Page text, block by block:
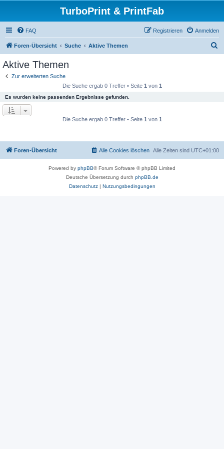
TurboPrint & PrintFab
FAQ Anmelden
Registrieren
Foren-Übersicht Suche Aktive Themen
Aktive Themen
Zur erweiterten Suche
Die Suche ergab 0 Treffer • Seite 1 von 1
Es wurden keine passenden Ergebnisse gefunden.
Die Suche ergab 0 Treffer • Seite 1 von 1
Foren-Übersicht Alle Zeiten sind UTC+01:00
Alle Cookies löschen
Powered by phpBB® Forum Software © phpBB Limited
Deutsche Übersetzung durch phpBB.de
Datenschutz| Nutzungsbedingungen